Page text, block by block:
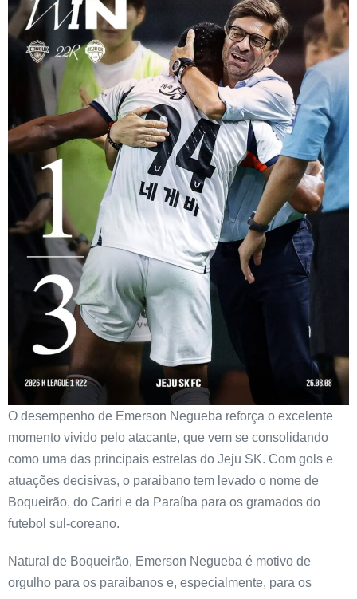
O desempenho de Emerson Negueba reforça o excelente
momento vivido pelo atacante, que vem se consolidando
como uma das principais estrelas do Jeju SK. Com gols e
atuações decisivas, o paraibano tem levado o nome de
Boqueirão, do Cariri e da Paraíba para os gramados do
futebol sul-coreano.
Natural de Boqueirão, Emerson Negueba é motivo de
orgulho para os paraibanos e, especialmente, para os